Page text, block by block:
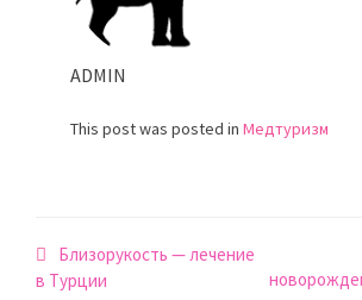
ADMIN
This post was posted in Медтуризм
Навигация
по
Близорукость — лечение
в Турции